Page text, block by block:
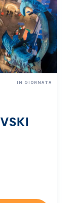
IN GIORNATA